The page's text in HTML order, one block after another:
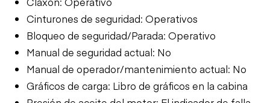
Cinturones de seguridad: Operativos
Bloqueo de seguridad/Parada: Operativo
Manual de seguridad actual: No
Manual de operador/mantenimiento actual: No
Gráficos de carga: Libro de gráficos en la cabina